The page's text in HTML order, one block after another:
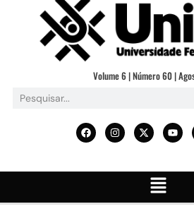
Volume 6 | Número 60 |